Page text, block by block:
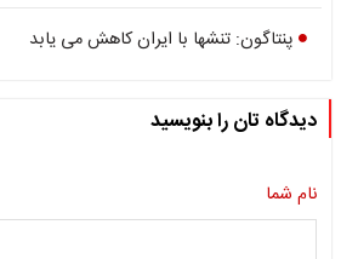
پنتاگون: تنشها با ایران کاهش می یابد
دیدگاه تان را بنویسید
نام شما